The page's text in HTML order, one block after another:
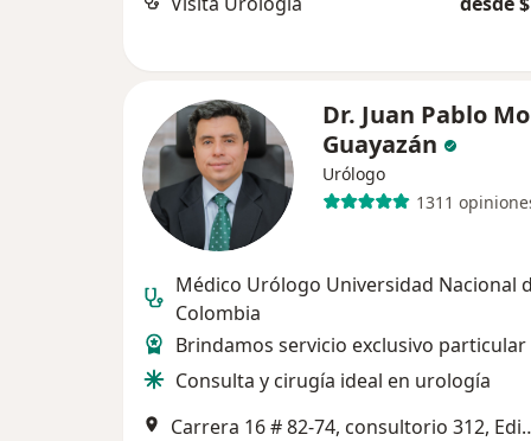
Dr. Juan Pablo
Guayazán
Urólogo
1311
Médico Urólogo Universidad Nacional
Colombia
Brindamos servicio exclusivo particular
Consulta y cirugía ideal en urología
Carrera 16 # 82-74,